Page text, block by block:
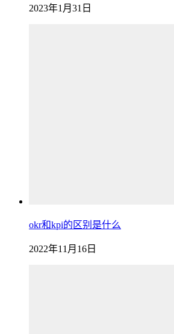
2023年1月31日
okr和kpi的区别是什么
2022年11月16日